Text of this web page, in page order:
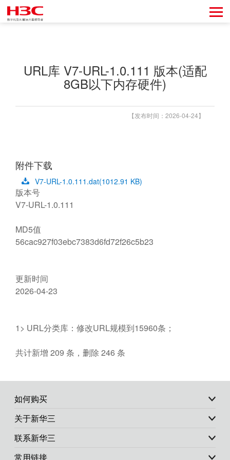
URL库 V7-URL-1.0.111 版本(适配
8GB以下内存硬件)
【发布时间：2026-04-24】
附件下载
V7-URL-1.0.111.dat(1012.91 KB)
版本号
V7-URL-1.0.111
MD5值
56cac927f03ebc7383d6fd72f26c5b23
更新时间
2026-04-23
1> URL分类库：修改URL规模到15960条；
共计新增 209 条，删除 246 条
如何购买
关于新华三
联系新华三
常用链接